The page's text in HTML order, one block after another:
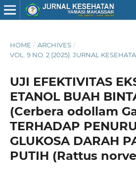
HOME / ARCHIVES /
VOL. 9 NO. 2 (2025): JURNAL
UJI EFEKTIVITAS
ETANOL BUAH
(Cerbera odollam
TERHADAP
GLUKOSA DARAH
PUTIH (Rattus